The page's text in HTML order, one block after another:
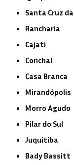
Santa Cruz
Rancharia
Cajati
Conchal
Casa Branca
Mirandópolis
Morro Agudo
Pilar do Sul
Juquitiba
Bady Bassitt